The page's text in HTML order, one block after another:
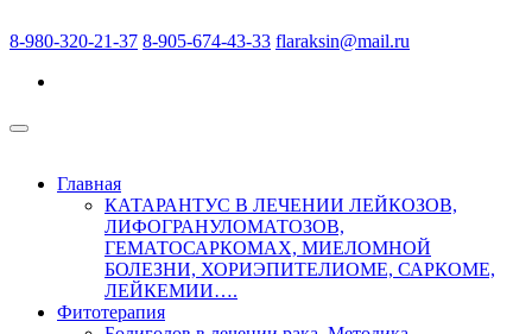
8-980-320-21-37 8-905-674-43-33 flaraksin@mail.ru
Главная
КАТАРАНТУС В ЛЕЧЕНИИ ЛЕЙКОЗОВ,
ЛИФОГРАНУЛОМАТОЗОВ,
ГЕМАТОСАРКОМАХ, МИЕЛОМНОЙ
БОЛЕЗНИ, ХОРИЭПИТЕЛИОМЕ, САРКОМЕ,
ЛЕЙКЕМИИ….
Фитотерапия